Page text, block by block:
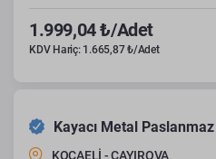
1.999,04 ₺/Adet
KDV Hariç: 1.665,87 ₺/Adet
Kayacı Metal Paslanmaz
KOCAELİ - ÇAYIROVA